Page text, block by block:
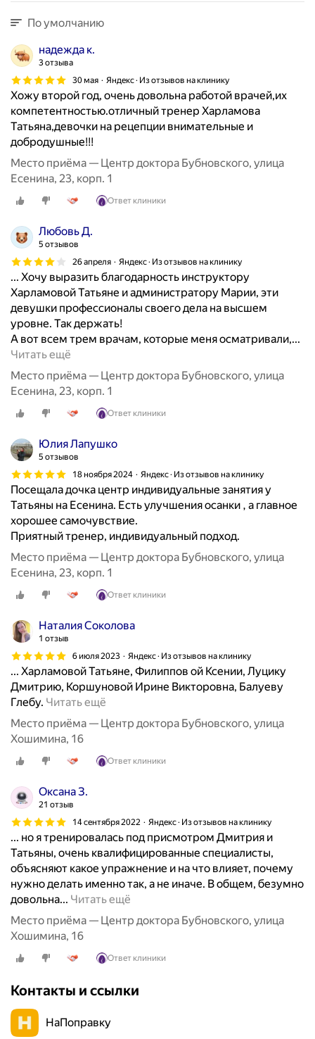
По умолчанию
надежда к.
3 отзыва
30 мая
Яндекс · Из отзывов на клинику
Хожу второй год, очень довольна работой врачей,их
компетентностью.отличный тренер Харламова
Татьяна,девочки на рецепции внимательные и
добродушные!!!
Место приёма — Центр доктора Бубновского, улица
Есенина, 23, корп. 1
Ответ клиники
Любовь Д.
5 отзывов
26 апреля
Яндекс · Из отзывов на клинику
... Хочу выразить благодарность инструктору
Харламовой Татьяне и администратору Марии, эти
девушки профессионалы своего дела на высшем
уровне. Так держать!
А вот всем трем врачам, которые меня осматривали,...
Читать ещё
и
ш
у
с
с
л
о
в
м
у
ж
а
,
о
е
а
в
ш
е
г
о
ц
н
т
р
в
я
н
в
а
е
ф
в
а
Место приёма — Центр доктора Бубновского, улица
Есенина, 23, корп. 1
Ответ клиники
Юлия Лапушко
5 отзывов
18 ноября 2024
Яндекс · Из отзывов на клинику
Посещала дочка центр индивидуальные занятия у
Татьяны на Есенина. Есть улучшения осанки , а главное
хорошее самочувствие.
Приятный тренер, индивидуальный подход.
Место приёма — Центр доктора Бубновского, улица
Есенина, 23, корп. 1
Ответ клиники
Наталия Соколова
1 отзыв
6 июля 2023
Яндекс · Из отзывов на клинику
... Харламовой Татьяне, Филиппов ой Ксении, Луцику
Дмитрию, Коршуновой Ирине Викторовна, Балуеву
Глебу. Читать ещё
ц
е
т
у
б
н
о
в
с
к
о
а
о
Место приёма — Центр доктора Бубновского, улица
Хошимина, 16
Ответ клиники
Оксана З.
21 отзыв
14 сентября 2022
Яндекс · Из отзывов на клинику
... но я тренировалась под присмотром Дмитрия и
Татьяны, очень квалифицированные специалисты,
объясняют какое упражнение и на что влияет, почему
нужно делать именно так, а не иначе. В общем, безумно
довольна... Читать ещё
р
с
Место приёма — Центр доктора Бубновского, улица
Хошимина, 16
Ответ клиники
Контакты и ссылки
НаПоправку